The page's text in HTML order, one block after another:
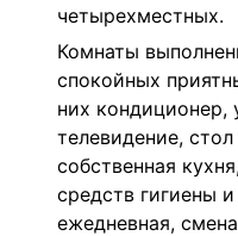
четырехместных.
Комнаты
спокойных
них кондиционер,
телевидение,
собственная
средств гигиены
ежедневная,